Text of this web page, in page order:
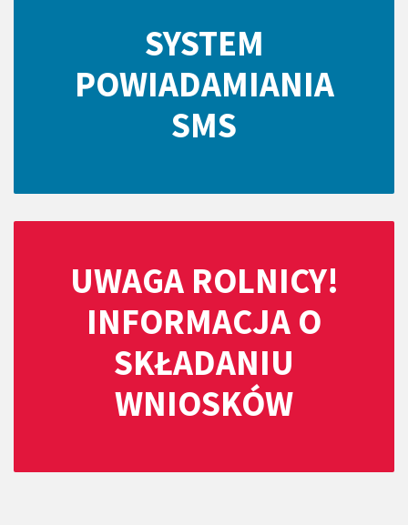
SYSTEM
POWIADAMIANIA
SMS
UWAGA ROLNICY!
INFORMACJA O
SKŁADANIU
WNIOSKÓW